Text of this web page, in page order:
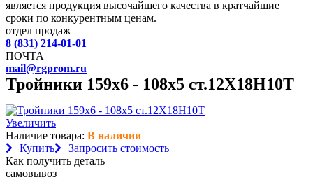
является продукция высочайшего качества в кратчайшие
сроки по конкурентным ценам.
отдел продаж
8 (831) 214-01-01
ПОЧТА
mail@rgprom.ru
Тройники 159х6 - 108х5 ст.12Х18Н10Т
Увеличить
Наличие товара: В наличии
Купить
Запросить стоимость
Как получить деталь
самовывоз